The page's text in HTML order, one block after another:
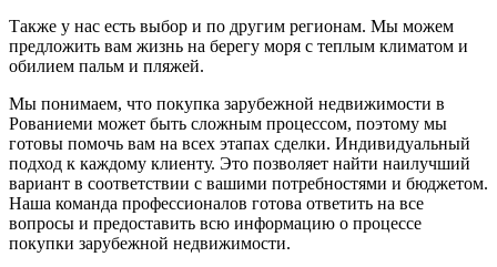
Также у нас есть выбор и по другим регионам. Мы можем
предложить вам жизнь на берегу моря с теплым климатом и
обилием пальм и пляжей.
Мы понимаем, что покупка зарубежной недвижимости в
Рованиеми может быть сложным процессом, поэтому мы
готовы помочь вам на всех этапах сделки. Индивидуальный
подход к каждому клиенту. Это позволяет найти наилучший
вариант в соответствии с вашими потребностями и бюджетом.
Наша команда профессионалов готова ответить на все
вопросы и предоставить всю информацию о процессе
покупки зарубежной недвижимости.